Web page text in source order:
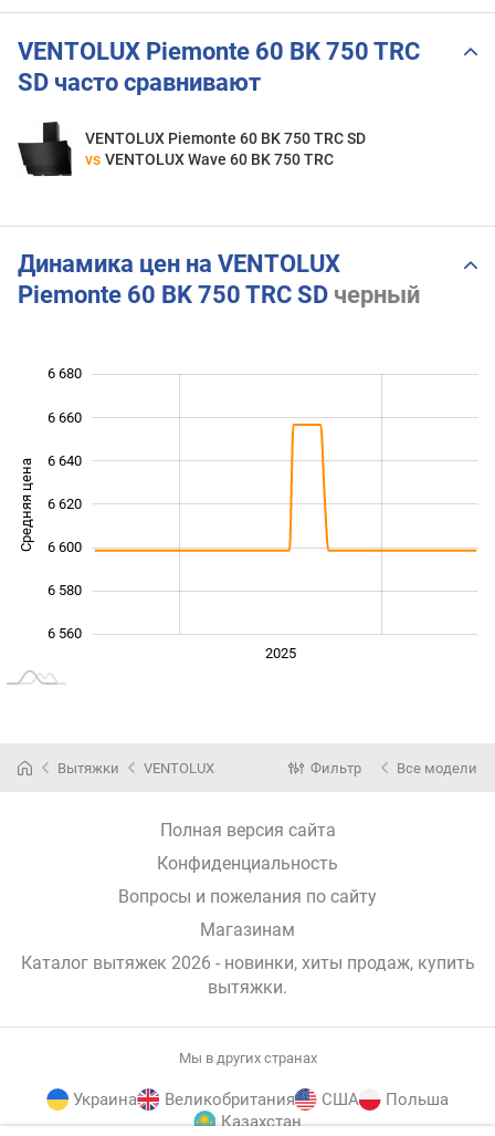
VENTOLUX Piemonte 60 BK 750 TRC
SD часто сравнивают
VENTOLUX Piemonte 60 BK 750 TRC SD
vs VENTOLUX Wave 60 BK 750 TRC
Динамика цен на VENTOLUX
Piemonte 60 BK 750 TRC SD черный
Средняя цена 6 560
6 560
6 580
6 600
6 620
6 640
6 660
6 680
2025
Вытяжки VENTOLUX Фильтр Все модели
Полная версия сайта
Конфиденциальность
Вопросы и пожелания по сайту
Магазинам
Каталог вытяжек 2026 - новинки, хиты продаж, купить
вытяжки.
Мы в других странах
Украина Великобритания США
Польша
Казахстан